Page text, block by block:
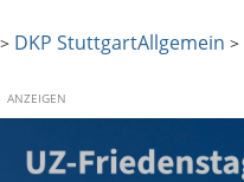
> DKP StuttgartAllgemein >
ANZEIGEN